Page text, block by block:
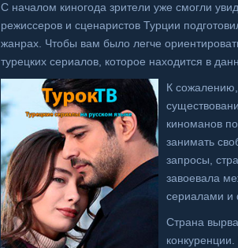
С началом киногода зрители уже смогли
режиссеров и сценаристов Турции
жанрах. Чтобы вам было легче
турецких сериалов, которое находится в
К
киноманов
занимать
запросы,
завоевала
сериалами
Страна